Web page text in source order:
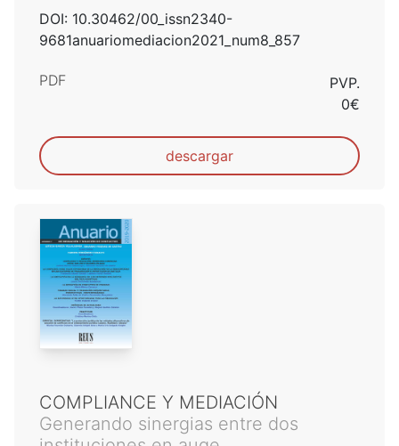
DOI: 10.30462/00_issn2340-
9681anuariomediacion2021_num8_857
PDF
PVP.
0€
descargar
COMPLIANCE Y MEDIACIÓN
Generando sinergias entre dos